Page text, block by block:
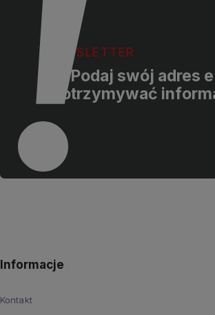
NEWSLETTER
Podaj swój adres
otrzymywać
Informacje
Kontakt